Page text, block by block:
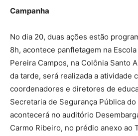
Campanha
No dia 20, duas ações estão
8h, acontece panfletagem na
Pereira Campos, na Colônia Santo
da tarde, será realizada a atividade
coordenadores e diretores de
Secretaria de Segurança Pública do
acontecerá no auditório
Carmo Ribeiro, no prédio anexo ao